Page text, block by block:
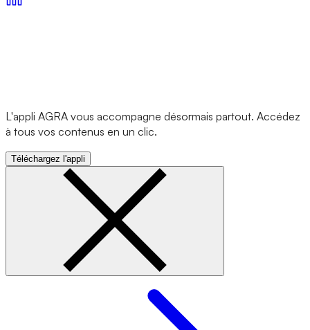
L'appli AGRA vous accompagne désormais partout. Accédez
à tous vos contenus en un clic.
Téléchargez l'appli